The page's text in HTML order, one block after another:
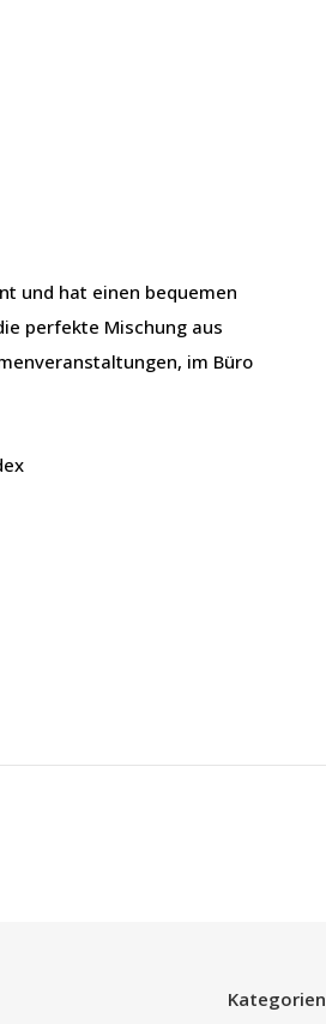
und hat einen bequemen
perfekte Mischung aus
im Büro
Kategorien